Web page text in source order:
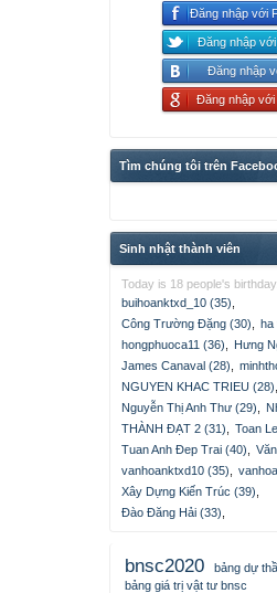
Đăng nhập với
Đăng nhập với
Đăng nhập
Đăng nhập với
Tìm chúng tôi trên
Sinh nhật thành viên
Today is 18 people's birthday.
buihoanktxd_10 (35)
Công Trường Đặng (30)
ha
hongphuoca11 (36)
Hưng
James Canaval (28)
NGUYEN KHAC TRIEU (28)
Nguyễn Thị Anh Thư (29)
THÀNH ĐẠT 2 (31)
Toan
Tuan Anh Đep Trai (40)
vanhoanktxd10 (35)
Xây Dựng Kiến Trúc (39)
Đào Đăng Hải (33)
bnsc2020
bảng dự
bảng giá trị vật tư bnsc